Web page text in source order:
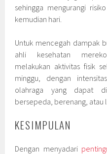
sehingga mengurangi
kemudian hari.
Untuk mencegah dampak
ahli kesehatan
melakukan aktivitas fisik
minggu, dengan
olahraga yang dapat
bersepeda, berenang, atau
KESIMPULAN
Dengan menyadari